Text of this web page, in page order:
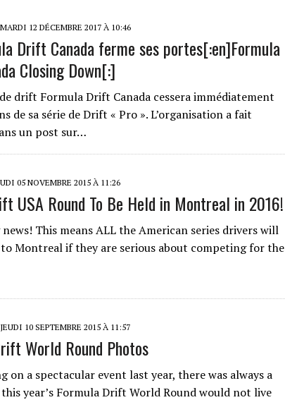
MARDI 12 DÉCEMBRE 2017 À 10:46
Drift Canada ferme ses portes[:en]Formula
Closing Down[:]
drift Formula Drift Canada cessera immédiatement
de sa série de Drift « Pro ». L’organisation a fait
un post sur…
05 NOVEMBRE 2015 À 11:26
USA Round To Be Held in Montreal in 2016!
This means ALL the American series drivers will
Montreal if they are serious about competing for the
JEUDI 10 SEPTEMBRE 2015 À 11:57
World Round Photos
a spectacular event last year, there was always a
year’s Formula Drift World Round would not live